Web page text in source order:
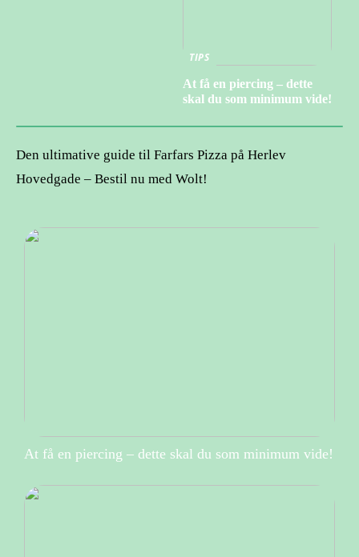
TIPS
At få en piercing – dette
skal du som minimum vide!
Den ultimative guide til Farfars Pizza på Herlev
Hovedgade – Bestil nu med Wolt!
At få en piercing – dette skal du som minimum vide!